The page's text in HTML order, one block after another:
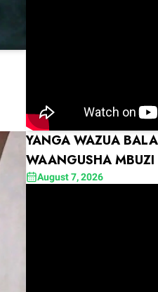
YANGA WAZUA
WAANGUSHA
KWENYE PARTY LA
August 7, 2026